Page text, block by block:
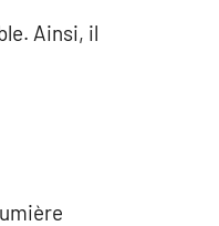
Ainsi, il